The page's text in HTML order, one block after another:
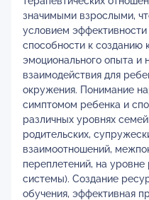
значимыми взрослыми,
условием
способности к созданию
эмоционального опыта и
взаимодействия для
окружения. Понимание
симптомом ребенка и
различных уровнях
родительских,
взаимоотношений,
переплетений, на
системы). Создание
обучения, эффективная